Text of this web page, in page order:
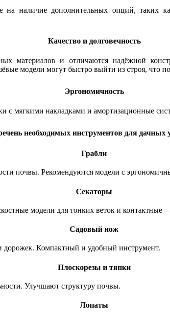
на наличие дополнительных опций, таких
Качество и долговечность
материалов и отличаются надёжной
модели могут быстро выйти из строя, что
Эргономичность
мягкими накладками и амортизационные
необходимых инструментов для дачных
Грабли
почвы. Рекомендуются модели с
Секаторы
модели для тонких веток и контактные
Садовый нож
дорожек. Компактный и удобный инструмент.
Плоскорезы и тяпки
Улучшают структуру почвы.
Лопаты